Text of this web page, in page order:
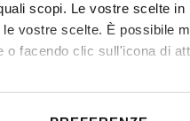
scopi. Le vostre scelte
vostre scelte. È possibile
o facendo clic sull'icona di
anche:
tua posizione